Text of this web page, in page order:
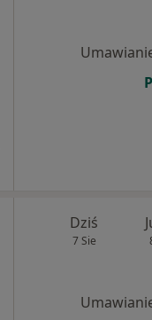
Dziś
7 Sie